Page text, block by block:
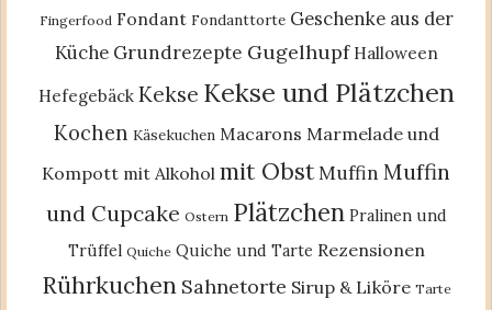
Fingerfood Fondant Fondanttorte Geschenke aus der
Küche Grundrezepte Gugelhupf Halloween
Hefegebäck Kekse Kekse und Plätzchen
Kochen Käsekuchen Macarons Marmelade und
Kompott mit Alkohol mit ObstMuffin Muffin
und Cupcake Ostern Plätzchen Pralinen und
Trüffel Quiche Quiche und Tarte Rezensionen
Rührkuchen Sahnetorte Sirup & Liköre Tarte